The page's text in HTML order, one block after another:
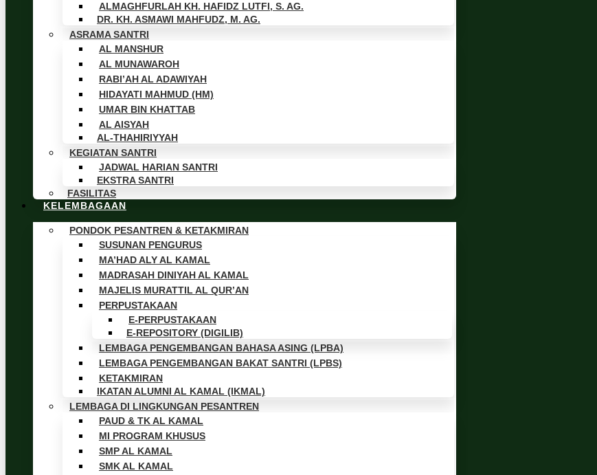
ALMAGHFURLAH KH. HAFIDZ LUTFI, S. AG.
DR. KH. ASMAWI MAHFUDZ, M. AG.
ASRAMA SANTRI
AL MANSHUR
AL MUNAWAROH
RABI’AH AL ADAWIYAH
HIDAYATI MAHMUD (HM)
UMAR BIN KHATTAB
AL AISYAH
AL-THAHIRIYYAH
KEGIATAN SANTRI
JADWAL HARIAN SANTRI
EKSTRA SANTRI
FASILITAS
KELEMBAGAAN
PONDOK PESANTREN & KETAKMIRAN
SUSUNAN PENGURUS
MA’HAD ALY AL KAMAL
MADRASAH DINIYAH AL KAMAL
MAJELIS MURATTIL AL QUR’AN
PERPUSTAKAAN
E-PERPUSTAKAAN
E-REPOSITORY (DIGILIB)
LEMBAGA PENGEMBANGAN BAHASA ASING (LPBA)
LEMBAGA PENGEMBANGAN BAKAT SANTRI (LPBS)
KETAKMIRAN
IKATAN ALUMNI AL KAMAL (IKMAL)
LEMBAGA DI LINGKUNGAN PESANTREN
PAUD & TK AL KAMAL
MI PROGRAM KHUSUS
SMP AL KAMAL
SMK AL KAMAL